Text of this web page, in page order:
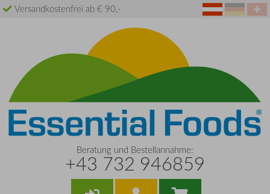
Versandkostenfrei ab € 90,-
Beratung und Bestellannahme:
+43 732 946859